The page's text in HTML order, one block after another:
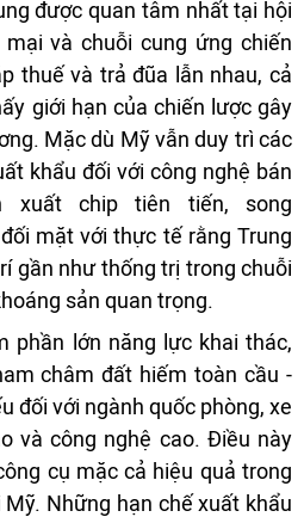
được quan tâm nhất tại hội
và chuỗi cung ứng chiến
thuế và trả đũa lẫn nhau, cả
giới hạn của chiến lược gây
Mặc dù Mỹ vẫn duy trì các
khẩu đối với công nghệ bán
chip tiên tiến, song
mặt với thực tế rằng Trung
gần như thống trị trong chuỗi
sản quan trọng.
phần lớn năng lực khai thác,
châm đất hiếm toàn cầu -
đối với ngành quốc phòng, xe
và công nghệ cao. Điều này
cụ mặc cả hiệu quả trong
Những hạn chế xuất khẩu